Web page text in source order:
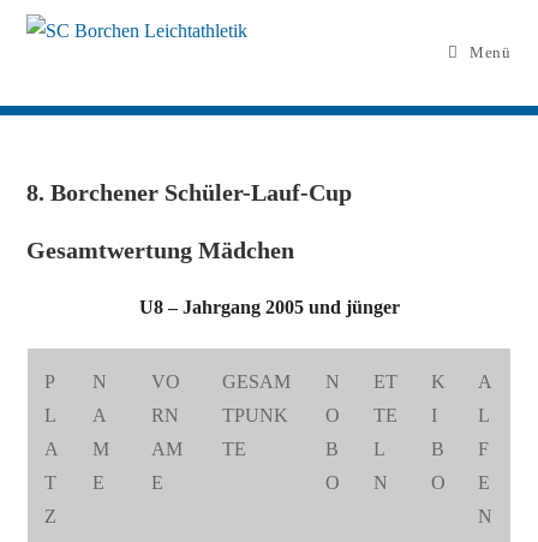
Zum
Menü
8. Borchener Schüler-Lauf-Cup
Gesamtwertung Mädchen
U8 – Jahrgang 2005 und jünger
P
L
A
T
Z
N
A
M
E
VO
RN
AM
E
GESAM
TPUNK
TE
N
O
B
O
ET
TE
L
N
K
I
B
O
A
L
F
E
N